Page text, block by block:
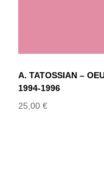
A. TATOSSIAN –
1994-1996
25,00 €